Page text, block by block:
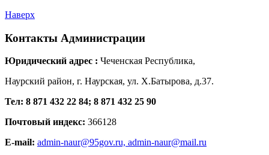
Наверх
Контакты Администрации
Юридический адрес : Чеченская Республика,
Наурский район, г. Наурская, ул. Х.Батырова, д.37.
Тел: 8 871 432 22 84; 8 871 432 25 90
Почтовый индекс: 366128
E-mail: admin-naur@95gov.ru, admin-naur@mail.ru